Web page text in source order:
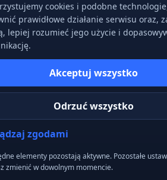
cookies i podobne
prawidłowe działanie serwisu oraz,
lepiej rozumieć jego użycie i
Akceptuj wszystko
Odrzuć wszystko
zgodami
elementy pozostają aktywne. Pozostałe
zmienić w dowolnym momencie.
pozostają aktywne. Pozostałe
momencie.
strony i bezpieczeństwo sesji.
i skuteczność treści.